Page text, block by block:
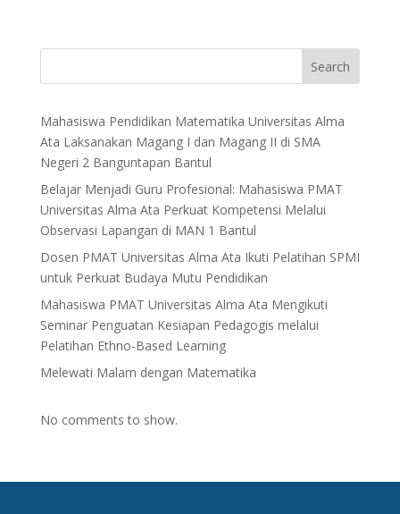
Search
Mahasiswa Pendidikan Matematika Universitas Alma
Ata Laksanakan Magang I dan Magang II di SMA
Negeri 2 Banguntapan Bantul
Belajar Menjadi Guru Profesional: Mahasiswa PMAT
Universitas Alma Ata Perkuat Kompetensi Melalui
Observasi Lapangan di MAN 1 Bantul
Dosen PMAT Universitas Alma Ata Ikuti Pelatihan SPMI
untuk Perkuat Budaya Mutu Pendidikan
Mahasiswa PMAT Universitas Alma Ata Mengikuti
Seminar Penguatan Kesiapan Pedagogis melalui
Pelatihan Ethno-Based Learning
Melewati Malam dengan Matematika
No comments to show.